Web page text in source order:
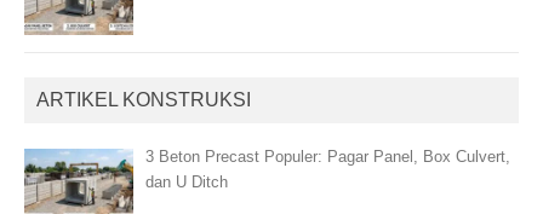
ARTIKEL KONSTRUKSI
3 Beton Precast Populer: Pagar Panel, Box Culvert,
dan U Ditch